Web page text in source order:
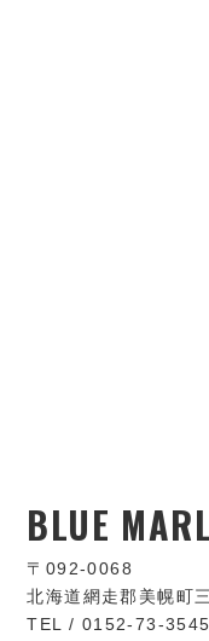
BLUE
〒092-0068
北海道網走郡美幌町
TEL / 0152-73-3545